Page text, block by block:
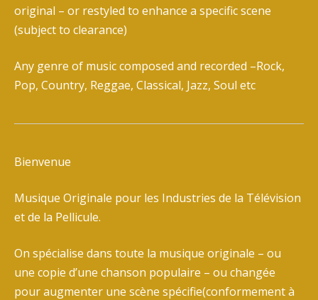
original – or restyled to enhance a specific scene
(subject to clearance)
Any genre of music composed and recorded –Rock,
Pop, Country, Reggae, Classical, Jazz, Soul etc
Bienvenue
Musique Originale pour les Industries de la Télévision
et de la Pellicule.
On spécialise dans toute la musique originale – ou
une copie d’une chanson populaire – ou changée
pour augmenter une scène spécifie(conformement à